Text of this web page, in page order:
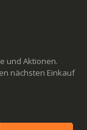
und Aktionen.
nächsten Einkauf